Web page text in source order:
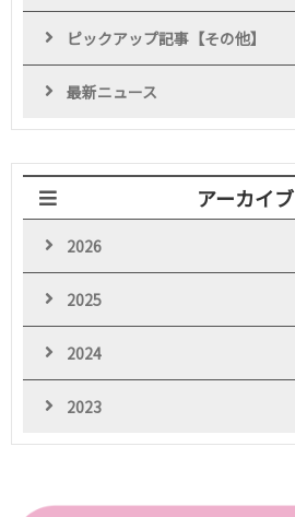
ピックアップ記事【その他】
最新ニュース
アーカイブ
2026
2025
2024
2023